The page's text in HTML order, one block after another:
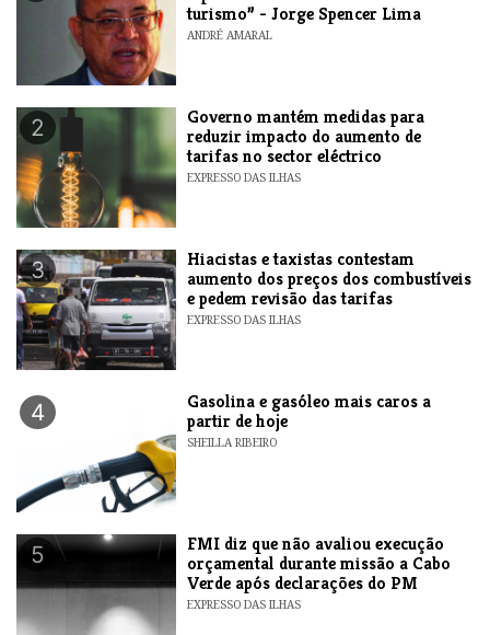
turismo” - Jorge Spencer Lima
ANDRÉ AMARAL
2
Governo mantém medidas para
reduzir impacto do aumento de
tarifas no sector eléctrico
EXPRESSO DAS ILHAS
3
Hiacistas e taxistas contestam
aumento dos preços dos combustíveis
e pedem revisão das tarifas
EXPRESSO DAS ILHAS
4
Gasolina e gasóleo mais caros a
partir de hoje
SHEILLA RIBEIRO
5
FMI diz que não avaliou execução
orçamental durante missão a Cabo
Verde após declarações do PM
EXPRESSO DAS ILHAS